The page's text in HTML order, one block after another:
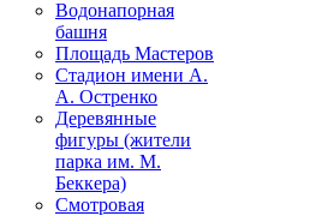
Водонапорная
башня
Площадь Мастеров
Стадион имени А.
А. Остренко
Деревянные
фигуры (жители
парка им. М.
Беккера)
Смотровая